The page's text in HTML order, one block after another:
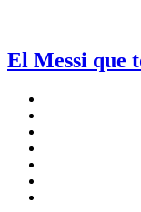
El Messi que